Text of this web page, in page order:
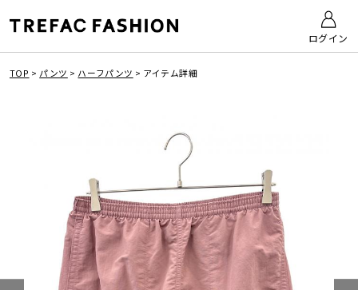
ログイン
TOP > パンツ > ハーフパンツ > アイテム詳細